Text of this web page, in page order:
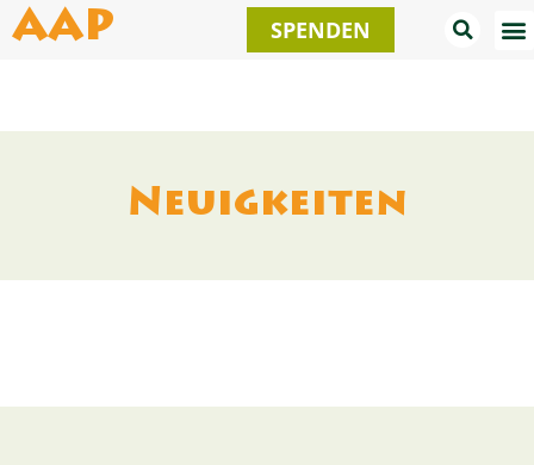
Zum
Inhalt
AAP SPENDEN
Neuigkeiten